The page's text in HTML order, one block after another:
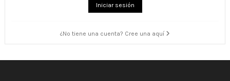
Iniciar sesión
¿No tiene una cuenta? Cree una aquí